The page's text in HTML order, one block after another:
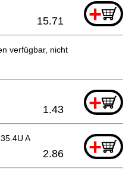
+
15.71
verfügbar, nicht bestellbar
+
1.43
A +
2.86